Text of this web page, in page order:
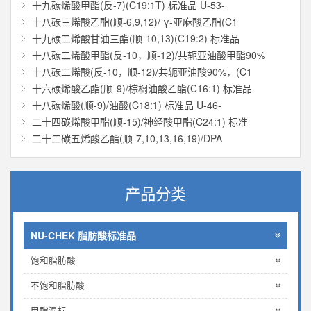
十九碳烯酸甲酯(反-7)(C19:1T) 标准品 U-53-
十八碳三烯酸乙酯(顺-6,9,12)/ γ-亚麻酸乙酯(C1
十九碳二烯酸甘油三酯(顺-10,13)(C19:2) 标准品
十八碳二烯酸甲酯(反-10，顺-12)/共轭亚油酸甲酯90%
十八碳二烯酸(反-10，顺-12)/共轭亚油酸90%，(C1
十六碳烯酸乙酯(顺-9)/棕榈油酸乙酯(C16:1) 标准品
十八碳烯酸(顺-9)/油酸(C18:1) 标准品 U-46-
二十四碳烯酸甲酯(顺-15)/神经酸甲酯(C24:1) 标准
二十二碳五烯酸乙酯(顺-7,10,13,16,19)/DPA
产品分类
NU-CHEK 脂肪酸标准品
饱和脂肪酸
不饱和脂肪酸